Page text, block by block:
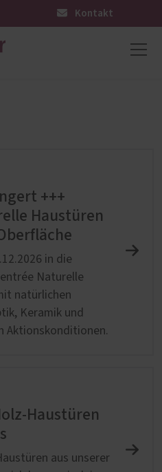
Kontakt
+++
Haustüren
in die
Naturelle
natürlichen
Keramik und
Aktionskonditionen.
Haustüren
aus unserer